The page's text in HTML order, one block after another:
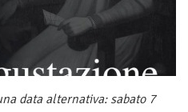
data alternativa: sabato 7